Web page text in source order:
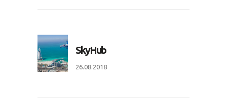
SkyHub
26.08.2018